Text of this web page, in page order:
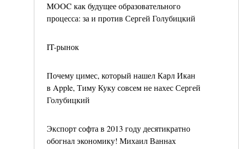
MOOC как будущее образовательного
процесса: за и против Сергей Голубицкий
IT-рынок
Почему цимес, который нашел Карл Икан
в Apple, Тиму Куку совсем не нахес Сергей
Голубицкий
Экспорт софта в 2013 году десятикратно
обогнал экономику! Михаил Ваннах